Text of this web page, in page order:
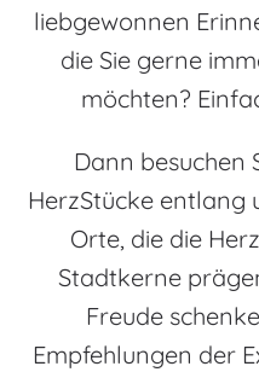
liebgewonnen
die Sie gerne
möchten?
Dann besuchen
HerzStücke entlang
Orte, die die
Stadtkerne
Freude
Empfehlungen der